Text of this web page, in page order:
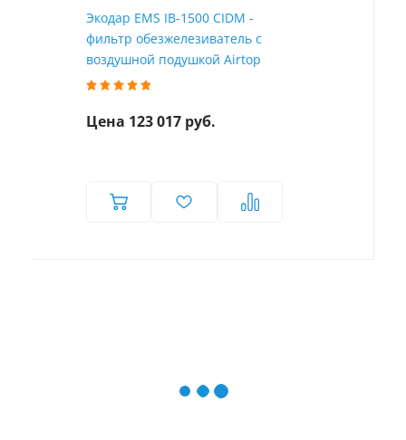
Экодар EMS IB-1500 CIDM -
фильтр обезжелезиватель с
воздушной подушкой Airtop
Цена 123 017 руб.